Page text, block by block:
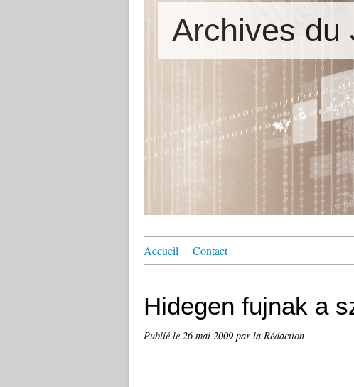
Archives du
Accueil Contact
Hidegen fujnak a
Publié le 26 mai 2009 par la Rédaction